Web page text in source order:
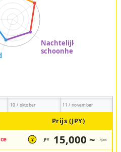
10 / oktober 11 / november
Prijs (JPY)
¥ JPY 15,000 ~ /pax